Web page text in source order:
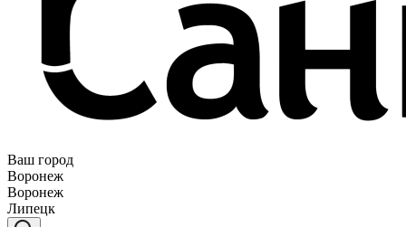
Ваш город
Воронеж
Воронеж
Липецк